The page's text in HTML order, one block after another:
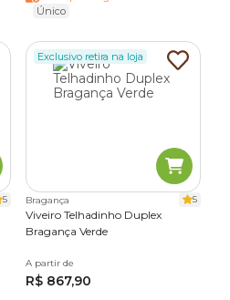
Único
5
Exclusivo retira na loja
Bragança 5
Viveiro Telhadinho Duplex
Bragança Verde
A partir de
R$ 867,90